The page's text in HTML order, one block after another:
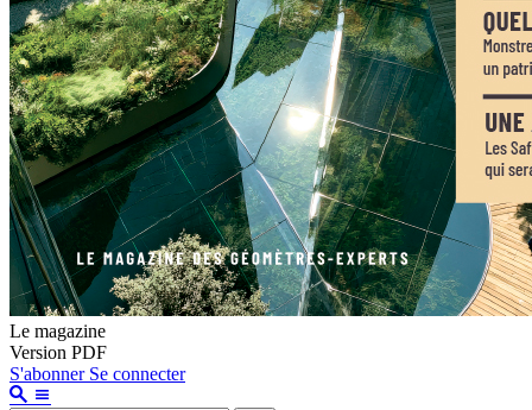
Le magazine
Version PDF
S'abonner Se connecter